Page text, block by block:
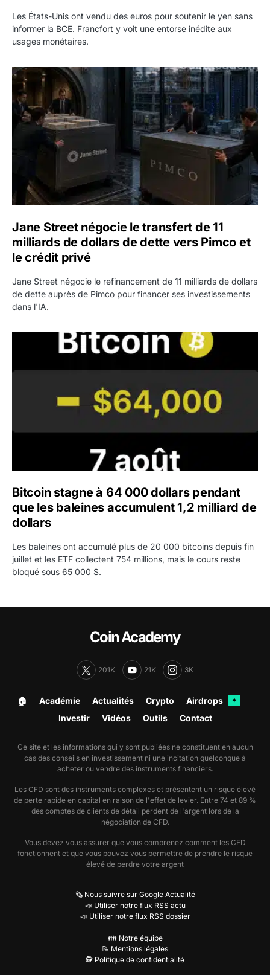
Les États-Unis ont vendu des euros pour soutenir le yen sans
informer la BCE. Francfort y voit une entorse inédite aux
usages monétaires.
Jane Street négocie le transfert de 11 milliards de
Jane Street négocie le transfert de 11
milliards de dollars de dette vers Pimco et
le crédit privé
Jane Street négocie le refinancement de 11 milliards de dollars
de dette auprès de Pimco pour financer ses investissements
dans l'IA.
Bitcoin stagne à 64 000 dollars pendant que les
Bitcoin stagne à 64 000 dollars pendant
que les baleines accumulent 1,2 milliard de
dollars
Les baleines ont accumulé plus de 20 000 bitcoins depuis fin
juillet et les ETF collectent 754 millions, mais le cours reste
bloqué sous 65 000 $.
Coin Academy
201K 21K 3K
🏠︎ Académie Actualités Crypto Airdrops ✦
Investir Vidéos Outils Contact
Ce site et les informations qui y sont publiées ne constituent en aucun
cas des conseils en investissement ni une incitation quelconque à
acheter ou vendre des instruments financiers.
Les CFD sont des instruments complexes et présentent un risque élevé
de perte rapide en capital en raison de l'effet de levier. Entre 74 et 89 %
des comptes de clients de détail perdent de l'argent lors de la
négociation de CFD.
Vous devez vous assurer que vous comprenez comment les CFD
fonctionnent et que vous pouvez vous permettre de prendre le risque
élevé de perdre votre argent
🗞️ Nous suivre sur Google Actualité
📣 Utiliser notre flux RSS actu
📣 Utiliser notre flux RSS dossier
👪 Notre équipe
📝 Mentions légales
🕵️ Politique de confidentialité